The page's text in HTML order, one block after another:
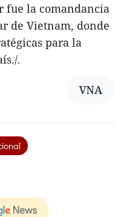
fue la comandancia
de Vietnam, donde
para la
.
VNA